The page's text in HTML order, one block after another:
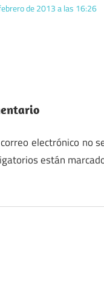
de 2013 a las 16:26
electrónico no
están